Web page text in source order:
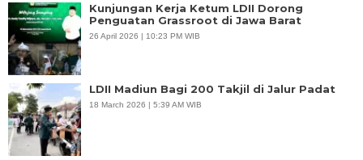
Kunjungan Kerja Ketum LDII Dorong
Penguatan Grassroot di Jawa Barat
26 April 2026 | 10:23 PM WIB
LDII Madiun Bagi 200 Takjil di Jalur Padat
18 March 2026 | 5:39 AM WIB